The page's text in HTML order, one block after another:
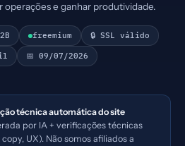
operações e ganhar produtividade.
freemium 🔒 SSL válido
📅 09/07/2026
técnica automática do site
por IA + verificações técnicas
UX). Não somos afiliados a